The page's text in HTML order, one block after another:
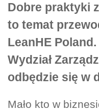
Dobre praktyki
to temat
LeanHE
Wydział
odbędzie się w
Mało kto w